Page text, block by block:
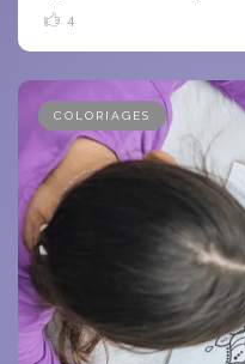
4
COLORIAGES